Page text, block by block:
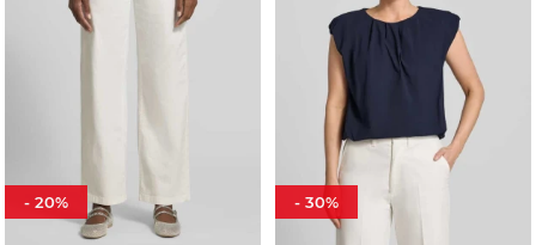
- 20% - 30%